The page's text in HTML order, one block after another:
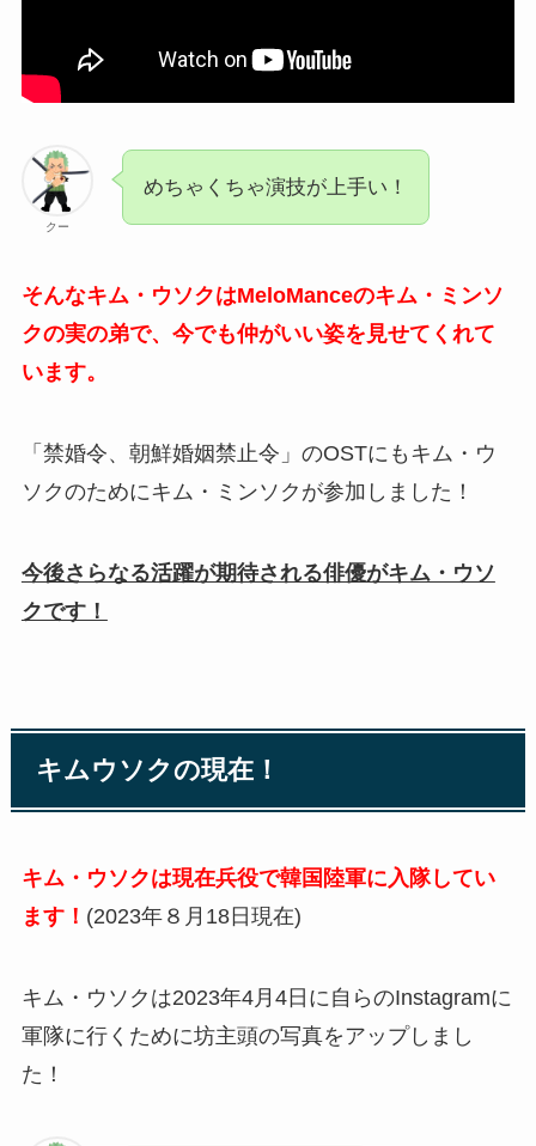
クー
めちゃくちゃ演技が上手い！
そんなキム・ウソクはMeloManceのキム・ミンソ
クの実の弟で、今でも仲がいい姿を見せてくれて
います。
「禁婚令、朝鮮婚姻禁止令」のOSTにもキム・ウ
ソクのためにキム・ミンソクが参加しました！
今後さらなる活躍が期待される俳優がキム・ウソ
クです！
キムウソクの現在！
キム・ウソクは現在兵役で韓国陸軍に入隊してい
ます！ (2023年８月18日現在)
キム・ウソクは2023年4月4日に自らのInstagramに
軍隊に行くために坊主頭の写真をアップしまし
た！